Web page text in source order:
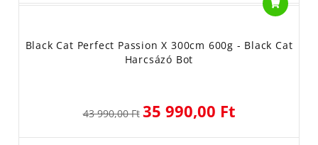
Black Cat Perfect Passion X 300cm 600g - Black Cat
Harcsázó Bot
43 990,00 Ft 35 990,00 Ft